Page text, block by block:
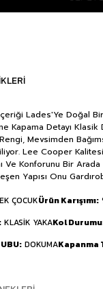
Lades'Ye Doğal
Kapama Detayı
Mevsimden
Lee Cooper
Ve Konforunu Bir
Yapısı Onu
ÇOCUKÜrün Karışımı
KLASİK YAKAKol Durumu
DOKUMAKapanma